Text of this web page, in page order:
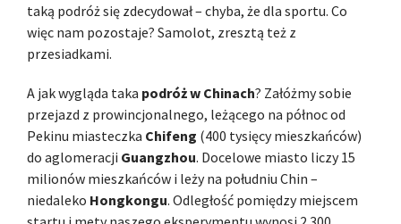
taką podróż się zdecydował – chyba, że dla sportu. Co
więc nam pozostaje? Samolot, zresztą też z
przesiadkami.
A jak wygląda taka podróż w Chinach? Załóżmy sobie
przejazd z prowincjonalnego, leżącego na północ od
Pekinu miasteczka Chifeng (400 tysięcy mieszkańców)
do aglomeracji Guangzhou. Docelowe miasto liczy 15
milionów mieszkańców i leży na południu Chin –
niedaleko Hongkongu. Odległość pomiędzy miejscem